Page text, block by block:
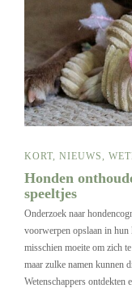
KORT NIEUWS
Honden
speeltjes
Onderzoek naar
voorwerpen opslaan in hun
misschien moeite om zich
maar zulke namen kunnen
Wetenschappers ontdekten